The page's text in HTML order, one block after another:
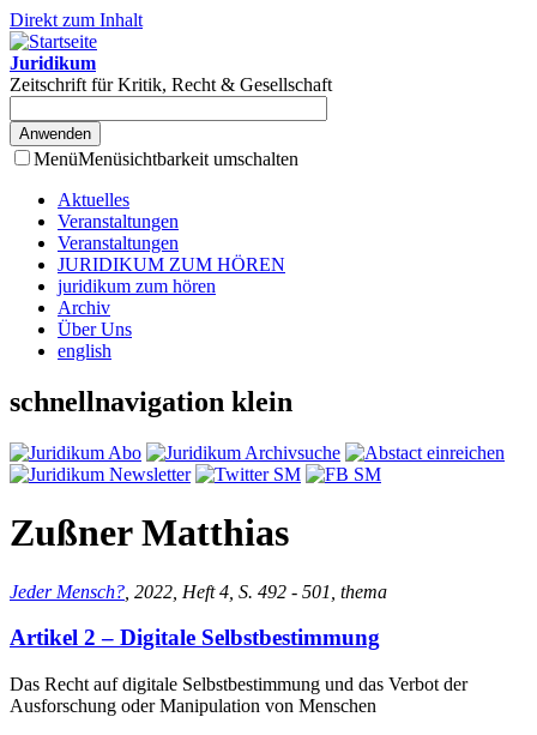
Direkt zum Inhalt
Juridikum
Zeitschrift für Kritik, Recht & Gesellschaft
MenüMenüsichtbarkeit umschalten
Aktuelles
Veranstaltungen
Veranstaltungen
JURIDIKUM ZUM HÖREN
juridikum zum hören
Archiv
Über Uns
english
schnellnavigation klein
Zußner Matthias
Jeder Mensch? , 2022, Heft 4, S. 492 - 501, thema
Artikel 2 – Digitale Selbstbestimmung
Das Recht auf digitale Selbstbestimmung und das Verbot der
Ausforschung oder Manipulation von Menschen